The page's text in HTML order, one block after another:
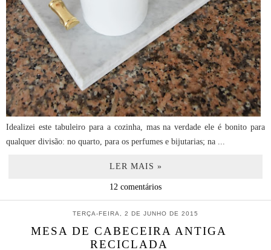
Idealizei este tabuleiro para a cozinha, mas na verdade ele é bonito para
qualquer divisão: no quarto, para os perfumes e bijutarias; na ...
LER MAIS »
12 comentários
TERÇA-FEIRA, 2 DE JUNHO DE 2015
MESA DE CABECEIRA ANTIGA
RECICLADA